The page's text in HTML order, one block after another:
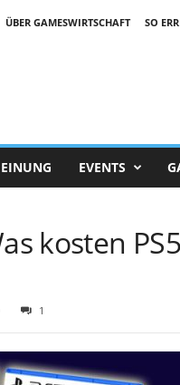
ÜBER GAMESWIRTSCHAFT SO
EVENTS
kosten
1